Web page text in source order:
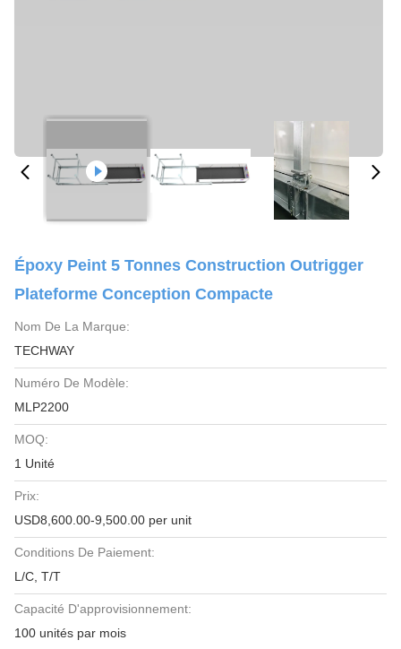
Époxy Peint 5 Tonnes Construction Outrigger
Plateforme Conception Compacte
Nom De La Marque:
TECHWAY
Numéro De Modèle:
MLP2200
MOQ:
1 Unité
Prix:
USD8,600.00-9,500.00 per unit
Conditions De Paiement:
L/C, T/T
Capacité D'approvisionnement:
100 unités par mois